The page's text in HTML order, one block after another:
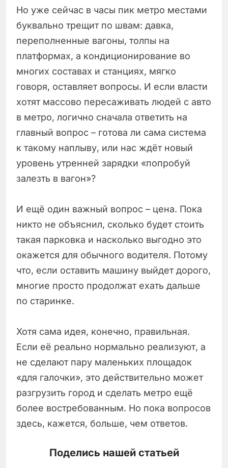
Но уже сейчас в часы пик метро местами
буквально трещит по швам: давка,
переполненные вагоны, толпы на
платформах, а кондиционирование во
многих составах и станциях, мягко
говоря, оставляет вопросы. И если власти
хотят массово пересаживать людей с авто
в метро, логично сначала ответить на
главный вопрос – готова ли сама система
к такому наплыву, или нас ждёт новый
уровень утренней зарядки «попробуй
залезть в вагон»?
И ещё один важный вопрос – цена. Пока
никто не объяснил, сколько будет стоить
такая парковка и насколько выгодно это
окажется для обычного водителя. Потому
что, если оставить машину выйдет дорого,
многие просто продолжат ехать дальше
по старинке.
Хотя сама идея, конечно, правильная.
Если её реально нормально реализуют, а
не сделают пару маленьких площадок
«для галочки», это действительно может
разгрузить город и сделать метро ещё
более востребованным. Но пока вопросов
здесь, кажется, больше, чем ответов.
Поделись нашей статьей